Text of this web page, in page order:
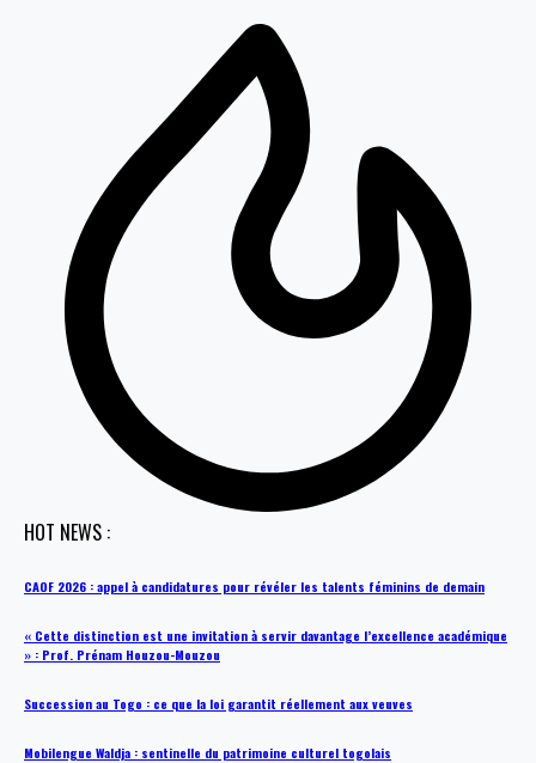
HOT NEWS :
CAOF 2026 : appel à candidatures pour révéler les talents féminins de demain
« Cette distinction est une invitation à servir davantage l’excellence académique
» : Prof. Prénam Houzou-Mouzou
Succession au Togo : ce que la loi garantit réellement aux veuves
Mobilengue Waldja : sentinelle du patrimoine culturel togolais